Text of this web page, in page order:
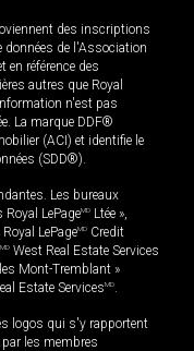
des inscriptions
de l'Association
en référence des
autres que Royal
n'est pas
La marque DDF®
(ACI) et identifie le
(SDD®).
Les bureaux
LePageMD Ltée »,
Royal LePageMD Credit
MD West Real Estate Services
Mont-Tremblant »
Estate ServicesMD.
logos qui s'y rapportent
les membres